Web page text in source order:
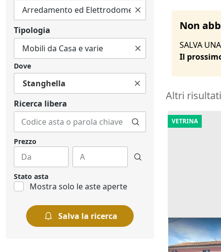
Tipologia
Dove
Stanghella
Ricerca libera
Prezzo
Stato asta
Mostra solo le aste aperte
Salva la ricerca
Non
SALVA
Il
Altri
VETRINA
Asta Quota
alloggio